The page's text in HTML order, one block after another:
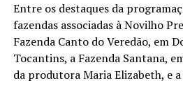
Entre os destaques da
fazendas associadas à Novilho
Fazenda Canto do Veredão, em
Tocantins, a Fazenda Santana,
da produtora Maria Elizabeth, e